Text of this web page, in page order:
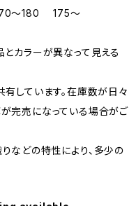
180 175～
カラーが異なって見える
しています。在庫数が日々
完売になっている場合がご
などの特性により、多少の